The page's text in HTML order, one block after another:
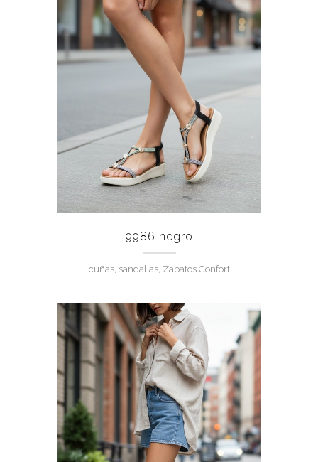
9986 negro
cuñas, sandalias, Zapatos Confort